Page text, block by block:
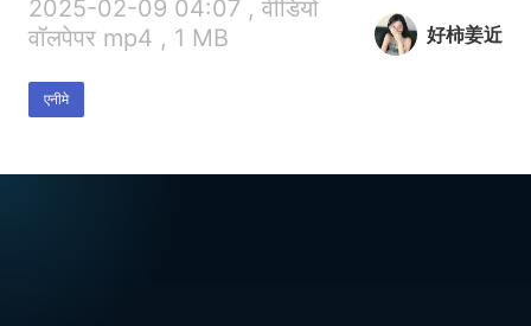
2025-02-09 04:07 , वीडियो
वॉलपेपर mp4 , 1 MB
एनीमे
好柿姜近